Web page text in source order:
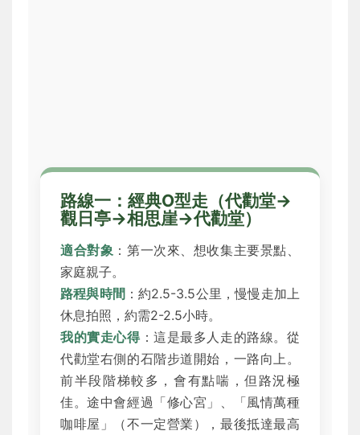
路線一：經典O型走（代勸堂→
觀日亭→相思崖→代勸堂）
適合對象 ：第一次來、想收集主要景點、
家庭親子。
路程與時間 ：約2.5-3.5公里，慢慢走加上
休息拍照，約需2-2.5小時。
我的實走心得：這是最多人走的路線。從
代勸堂右側的石階步道開始，一路向上。
前半段階梯較多，會有點喘，但路況極
佳。途中會經過「修心宮」、「風情萬種
咖啡屋」（不一定營業），最後抵達最高